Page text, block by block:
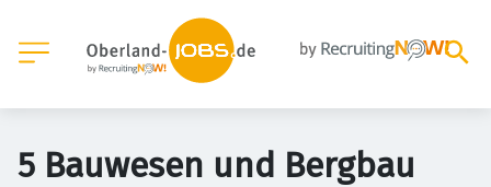
5 Bauwesen und Bergbau